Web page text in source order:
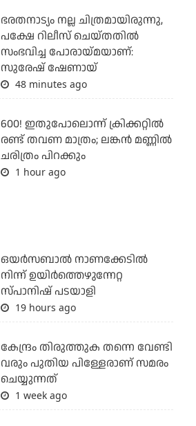
ഭരതനാട്യം നല്ല ചിത്രമായിരുന്നു,
പക്ഷേ റിലീസ് ചെയ്തതില്‍
സംഭവിച്ച പോരായ്മയാണ്:
സുരേഷ് ഷേണായ്
48 minutes ago
600! ഇതുപോലൊന്ന് ക്രിക്കറ്റില്‍
രണ്ട് തവണ മാത്രം; ലങ്കന്‍ മണ്ണില്‍
ചരിത്രം പിറക്കും
1 hour ago
ഒയര്‍സബാൽ നാണക്കേടിൽ
നിന്ന് ഉയിർത്തെഴുന്നേറ്റ
സ്പാനിഷ് പടയാളി
19 hours ago
കേന്ദ്രം തിരുത്തുക തന്നെ വേണ്ടി
വരും പുതിയ പിള്ളേരാണ് സമരം
ചെയ്യുന്നത്
1 week ago